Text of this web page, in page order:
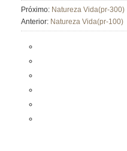
Próximo: Natureza Vida(pr-300)
Anterior: Natureza Vida(pr-100)